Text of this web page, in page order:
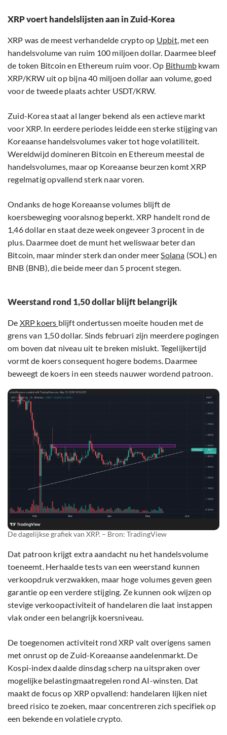
XRP voert handelslijsten aan in Zuid-Korea
XRP was de meest verhandelde crypto op Upbit, met een
handelsvolume van ruim 100 miljoen dollar. Daarmee bleef
de token Bitcoin en Ethereum ruim voor. Op Bithumb kwam
XRP/KRW uit op bijna 40 miljoen dollar aan volume, goed
voor de tweede plaats achter USDT/KRW.
Zuid-Korea staat al langer bekend als een actieve markt
voor XRP. In eerdere periodes leidde een sterke stijging van
Koreaanse handelsvolumes vaker tot hoge volatiliteit.
Wereldwijd domineren Bitcoin en Ethereum meestal de
handelsvolumes, maar op Koreaanse beurzen komt XRP
regelmatig opvallend sterk naar voren.
Ondanks de hoge Koreaanse volumes blijft de
koersbeweging vooralsnog beperkt. XRP handelt rond de
1,46 dollar en staat deze week ongeveer 3 procent in de
plus. Daarmee doet de munt het weliswaar beter dan
Bitcoin, maar minder sterk dan onder meerSolana (SOL) en
BNB (BNB), die beide meer dan 5 procent stegen.
Weerstand rond 1,50 dollar blijft belangrijk
De XRP koers blijft ondertussen moeite houden met de
grens van 1,50 dollar. Sinds februari zijn meerdere pogingen
om boven dat niveau uit te breken mislukt. Tegelijkertijd
vormt de koers consequent hogere bodems. Daarmee
beweegt de koers in een steeds nauwer wordend patroon.
De dagelijkse grafiek van XRP. – Bron: TradingView
Dat patroon krijgt extra aandacht nu het handelsvolume
toeneemt. Herhaalde tests van een weerstand kunnen
verkoopdruk verzwakken, maar hoge volumes geven geen
garantie op een verdere stijging. Ze kunnen ook wijzen op
stevige verkoopactiviteit of handelaren die laat instappen
vlak onder een belangrijk koersniveau.
De toegenomen activiteit rond XRP valt overigens samen
met onrust op de Zuid-Koreaanse aandelenmarkt. De
Kospi-index daalde dinsdag scherp na uitspraken over
mogelijke belastingmaatregelen rond AI-winsten. Dat
maakt de focus op XRP opvallend: handelaren lijken niet
breed risico te zoeken, maar concentreren zich specifiek op
een bekende en volatiele crypto.